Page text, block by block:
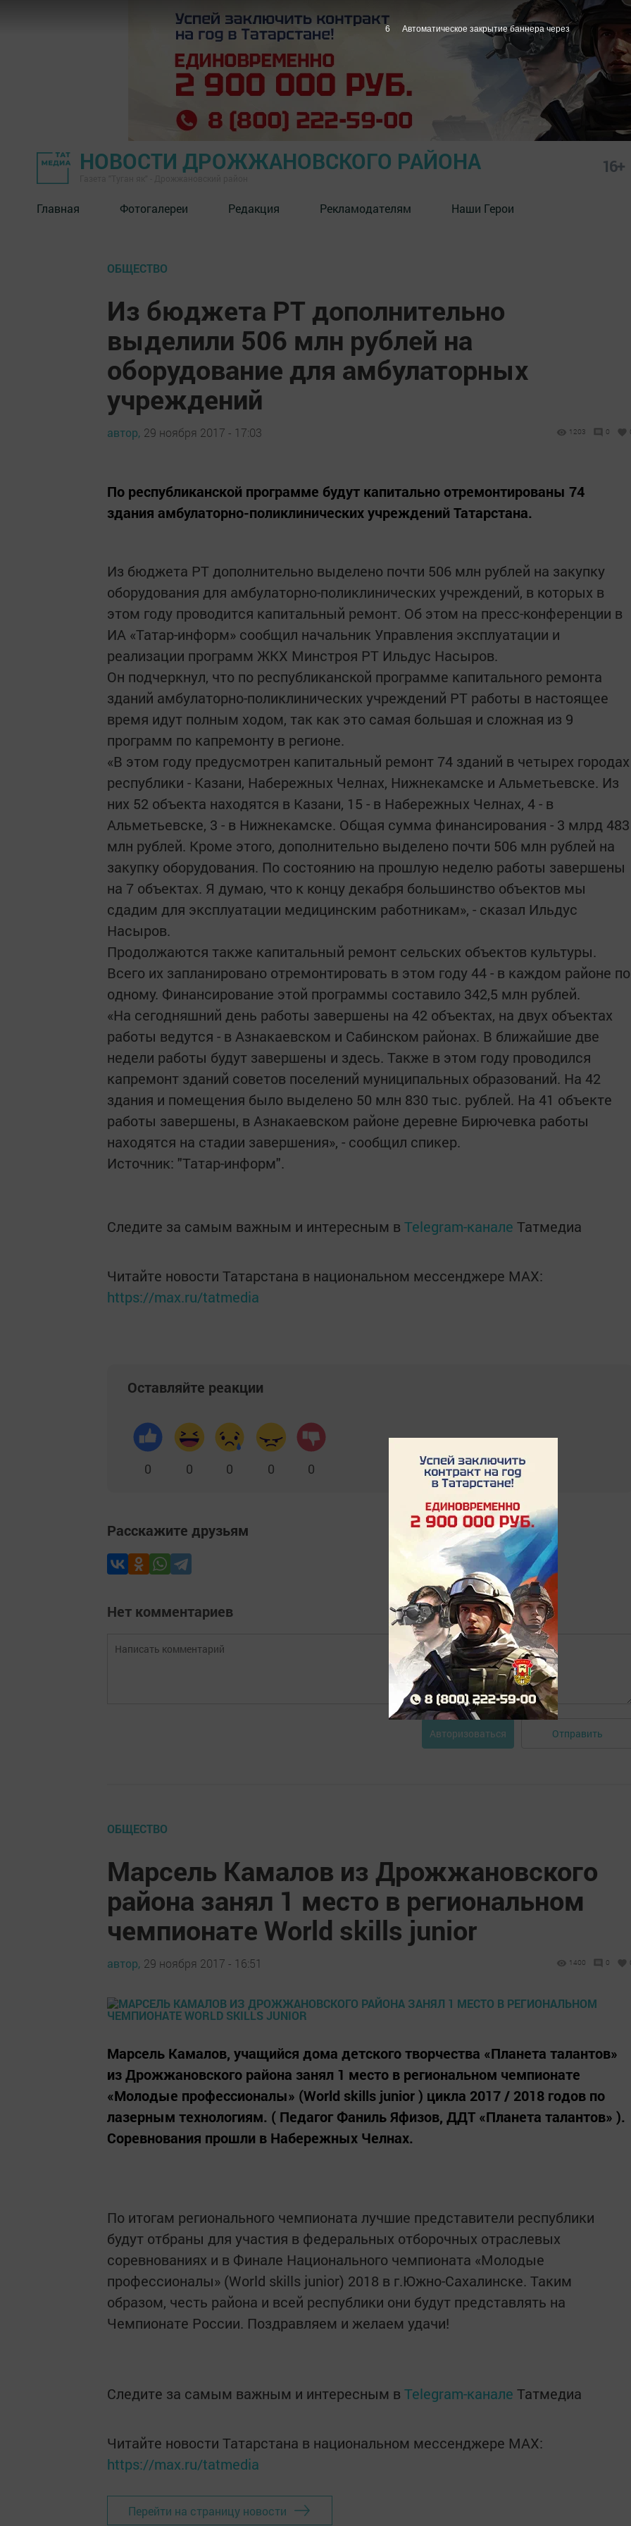
НОВОСТИ ДРОЖЖАНОВСКОГО РАЙОНА 16+
Главная Фотогалереи Редакция Рекламодателям Наши Герои
ОБЩЕСТВО
Из бюджета РТ дополнительно
выделили 506 млн рублей на
оборудование для амбулаторных
учреждений
автор, 29 ноября 2017 - 17:03 1203 0
По республиканской программе будут капитально отремонтированы 74
здания амбулаторно-поликлинических учреждений Татарстана.
Из бюджета РТ дополнительно выделено почти 506 млн рублей на закупку
оборудования для амбулаторно-поликлинических учреждений, в которых в
этом году проводится капитальный ремонт. Об этом на пресс-конференции в
ИА «Татар-информ» сообщил начальник Управления эксплуатации и
реализации программ ЖКХ Минстроя РТ Ильдус Насыров.
Он подчеркнул, что по республиканской программе капитального ремонта
зданий амбулаторно-поликлинических учреждений РТ работы в настоящее
время идут полным ходом, так как это самая большая и сложная из 9
программ по капремонту в регионе.
«В этом году предусмотрен капитальный ремонт 74 зданий в четырех городах
республики - Казани, Набережных Челнах, Нижнекамске и Альметьевске. Из
них 52 объекта находятся в Казани, 15 - в Набережных Челнах, 4 - в
Альметьевске, 3 - в Нижнекамске. Общая сумма финансирования - 3 млрд 483
млн рублей. Кроме этого, дополнительно выделено почти 506 млн рублей на
закупку оборудования. По состоянию на прошлую неделю работы завершены
на 7 объектах. Я думаю, что к концу декабря большинство объектов мы
сдадим для эксплуатации медицинским работникам», - сказал Ильдус
Насыров.
Продолжаются также капитальный ремонт сельских объектов культуры.
Всего их запланировано отремонтировать в этом году 44 - в каждом районе по
одному. Финансирование этой программы составило 342,5 млн рублей.
«На сегодняшний день работы завершены на 42 объектах, на двух объектах
работы ведутся - в Азнакаевском и Сабинском районах. В ближайшие две
недели работы будут завершены и здесь. Также в этом году проводился
капремонт зданий советов поселений муниципальных образований. На 42
здания и помещения было выделено 50 млн 830 тыс. рублей. На 41 объекте
работы завершены, в Азнакаевском районе деревне Бирючевка работы
находятся на стадии завершения», - сообщил спикер.
Источник: "Татар-информ".
Следите за самым важным и интересным в Telegram-канале Татмедиа
Читайте новости Татарстана в национальном мессенджере MАХ:
https://max.ru/tatmedia
Оставляйте реакции
0 0 0 0 0
Расскажите друзьям
Нет комментариев
Авторизоваться Отправить
ОБЩЕСТВО
Марсель Камалов из Дрожжановского
района занял 1 место в региональном
чемпионате World skills junior
автор, 29 ноября 2017 - 16:51 1400 0
Марсель Камалов, учащийся дома детского творчества «Планета талантов»
из Дрожжановского района занял 1 место в региональном чемпионате
«Молодые профессионалы» (World skills junior ) цикла 2017 / 2018 годов по
лазерным технологиям. ( Педагог Фаниль Яфизов, ДДТ «Планета талантов» ).
Соревнования прошли в Набережных Челнах.
По итогам регионального чемпионата лучшие представители республики
будут отбраны для участия в федеральных отборочных отраслевых
соревнованиях и в Финале Национального чемпионата «Молодые
профессионалы» (World skills junior) 2018 в г.Южно-Сахалинске. Таким
образом, честь района и всей республики они будут представлять на
Чемпионате России. Поздравляем и желаем удачи!
Следите за самым важным и интересным в Telegram-канале Татмедиа
Читайте новости Татарстана в национальном мессенджере MАХ:
https://max.ru/tatmedia
Перейти на страницу новости
5 Автоматическое закрытие баннера через